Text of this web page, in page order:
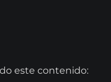
este contenido: